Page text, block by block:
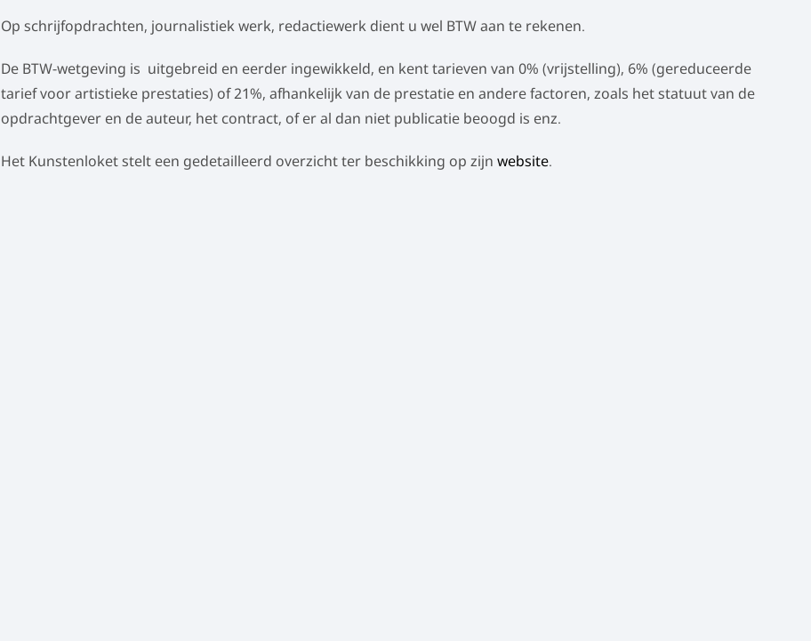
Op schrijfopdrachten, journalistiek werk, redactiewerk dient u wel BTW aan te rekenen.
De BTW-wetgeving is uitgebreid en eerder ingewikkeld, en kent tarieven van 0% (vrijstelling), 6% (gereduceerde
tarief voor artistieke prestaties) of 21%, afhankelijk van de prestatie en andere factoren, zoals het statuut van de
opdrachtgever en de auteur, het contract, of er al dan niet publicatie beoogd is enz.
Het Kunstenloket stelt een gedetailleerd overzicht ter beschikking op zijnwebsite.